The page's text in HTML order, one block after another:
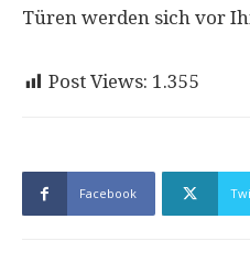
Türen werden sich vor
Post Views: 1.355
Facebook